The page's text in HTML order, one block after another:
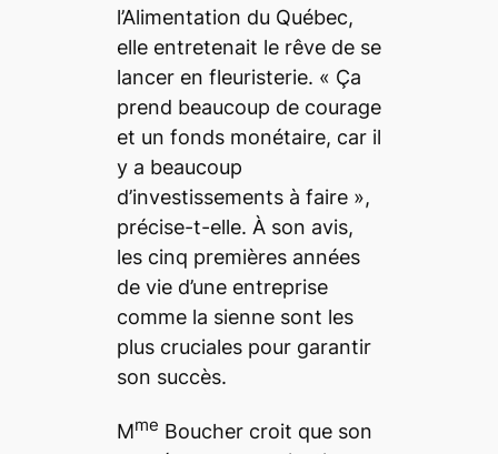
l’Alimentation du Québec,
elle entretenait le rêve de se
lancer en fleuristerie. « Ça
prend beaucoup de courage
et un fonds monétaire, car il
y a beaucoup
d’investissements à faire »,
précise-t-elle. À son avis,
les cinq premières années
de vie d’une entreprise
comme la sienne sont les
plus cruciales pour garantir
son succès.
Mme Boucher croit que son